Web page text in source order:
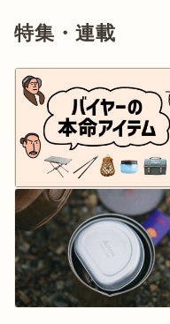
特集・連載